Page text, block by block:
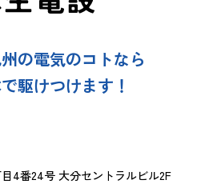
の電気のコトなら
駆けつけます！
4番24号 大分セントラルビル2F